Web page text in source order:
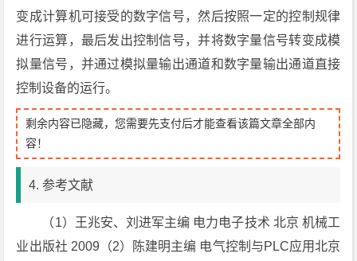
变成计算机可接受的数字信号，然后按照一定的控制规律
进行运算，最后发出控制信号，并将数字量信号转变成模
拟量信号，并通过模拟量输出通道和数字量输出通道直接
控制设备的运行。
剩余内容已隐藏，您需要先支付后才能查看该篇文章全部内
容！
4. 参考文献
（1）王兆安、刘进军主编 电力电子技术 北京 机械工
业出版社 2009（2）陈建明主编 电气控制与PLC应用北京